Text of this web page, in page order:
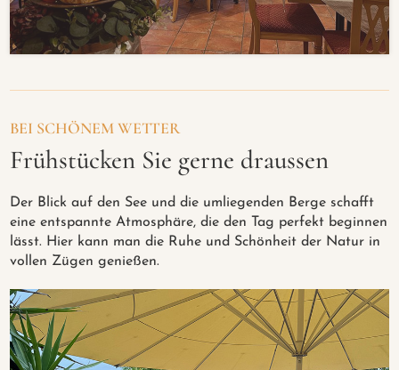
BEI SCHÖNEM WETTER
Frühstücken Sie gerne draussen
Der Blick auf den See und die umliegenden Berge schafft
eine entspannte Atmosphäre, die den Tag perfekt beginnen
lässt. Hier kann man die Ruhe und Schönheit der Natur in
vollen Zügen genießen.